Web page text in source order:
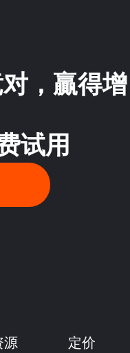
，贏得增
试用
源
定价